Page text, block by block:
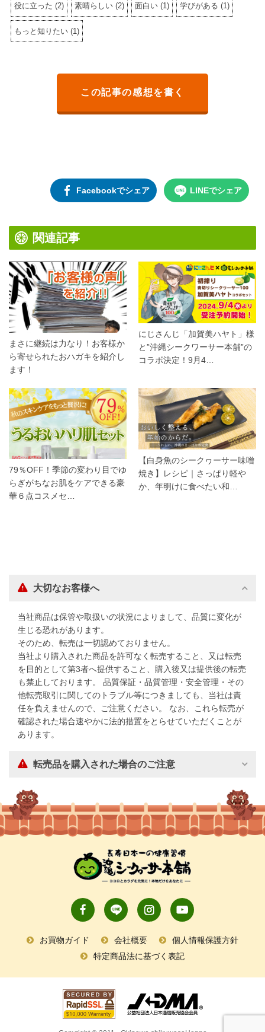
役に立った (2) 素晴らしい (2) 面白い (1) 学びがある (1)
もっと知りたい (1)
この記事の感想を書く
Facebookでシェア LINEでシェア
関連記事
まさに継続は力なり！お客様か
ら寄せられたおハガキを紹介し
ます！
にじさんじ「加賀美ハヤト」様
と”沖縄シークワーサー本舗”の
コラボ決定！9月4…
79％OFF！季節の変わり目でゆ
らぎがちなお肌をケアできる豪
華６点コスメセ…
【白身魚のシークヮーサー味噌
焼き】レシピ｜さっぱり軽や
か、年明けに食べたい和…
大切なお客様へ
当社商品は保管や取扱いの状況によりまして、品質に変化が
生じる恐れがあります。
そのため、転売は一切認めておりません。
当社より購入された商品を許可なく転売すること、又は転売
を目的として第3者へ提供すること、購入後又は提供後の転売
も禁止しております。 品質保証・品質管理・安全管理・その
他転売取引に関してのトラブル等につきましても、当社は責
任を負えませんので、ご注意ください。 なお、これら転売が
確認された場合速やかに法的措置をとらせていただくことが
あります。
転売品を購入された場合のご注意
お買物ガイド 会社概要
個人情報保護方針
特定商品法に基づく表記